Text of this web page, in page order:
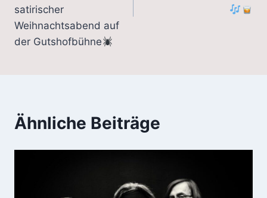
satirischer
Weihnachtsabend auf
der Gutshofbühne
Ähnliche Beiträge